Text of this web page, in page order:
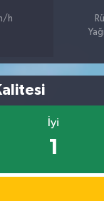
h
İyi
1